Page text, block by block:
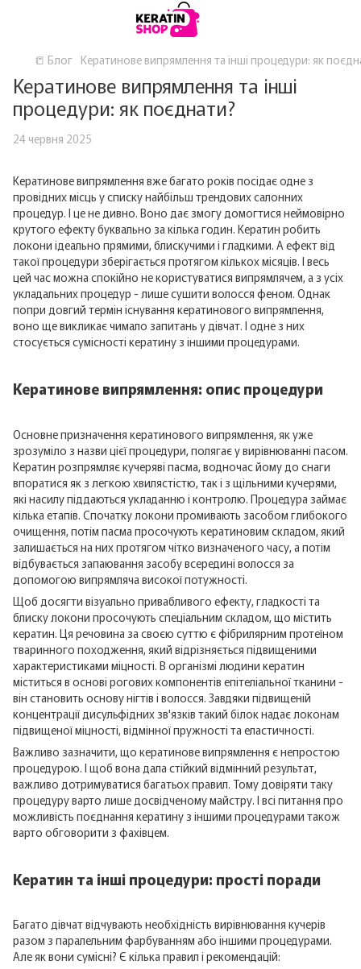
📒 Блог Кератинове випрямлення та інші процедури: як
Кератинове випрямлення та інші
процедури: як поєднати?
24 червня 2025
Кератинове випрямлення вже багато років посідає одне з
провідних місць у списку найбільш трендових салонних
процедур. І це не дивно. Воно дає змогу домогтися неймовірно
крутого ефекту буквально за кілька годин. Кератин робить
локони ідеально прямими, блискучими і гладкими. А ефект від
такої процедури зберігається протягом кількох місяців. І весь
цей час можна спокійно не користуватися випрямлячем, а з усіх
укладальних процедур - лише сушити волосся феном. Однак
попри довгий термін існування кератинового випрямлення,
воно ще викликає чимало запитань у дівчат. І одне з них
стосується сумісності кератину з іншими процедурами.
Кератинове випрямлення: опис процедури
Основне призначення кератинового випрямлення, як уже
зрозуміло з назви цієї процедури, полягає у вирівнюванні пасом.
Кератин розпрямляє кучеряві пасма, водночас йому до снаги
впоратися як з легкою хвилястістю, так і з щільними кучерями,
які насилу піддаються укладанню і контролю. Процедура займає
кілька етапів. Спочатку локони промивають засобом глибокого
очищення, потім пасма просочують кератиновим складом, який
залишається на них протягом чітко визначеного часу, а потім
відбувається запаювання засобу всередині волосся за
допомогою випрямляча високої потужності.
Щоб досягти візуально привабливого ефекту, гладкості та
блиску локони просочують спеціальним складом, що містить
кератин. Ця речовина за своєю суттю є фібрилярним протеїном
тваринного походження, який відрізняється підвищеними
характеристиками міцності. В організмі людини кератин
міститься в основі рогових компонентів епітеліальної тканини -
він становить основу нігтів і волосся. Завдяки підвищеній
концентрації дисульфідних зв'язків такий білок надає локонам
підвищеної міцності, відмінної пружності та еластичності.
Важливо зазначити, що кератинове випрямлення є непростою
процедурою. І щоб вона дала стійкий відмінний результат,
важливо дотримуватися багатьох правил. Тому довіряти таку
процедуру варто лише досвідченому майстру. І всі питання про
можливість поєднання кератину з іншими процедурами також
варто обговорити з фахівцем.
Кератин та інші процедури: прості поради
Багато дівчат відчувають необхідність вирівнювання кучерів
разом з паралельним фарбуванням або іншими процедурами.
Але як вони сумісні? Є кілька правил і рекомендацій: